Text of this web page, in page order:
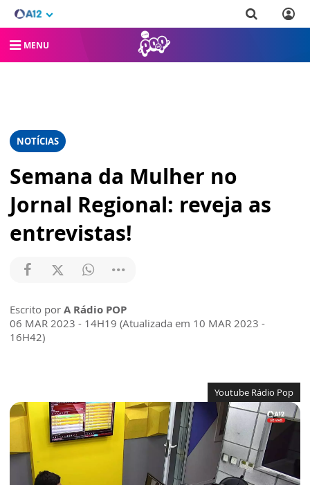
MENU
NOTÍCIAS
Semana da Mulher no
Jornal Regional: reveja as
entrevistas!
Escrito por A Rádio POP
06 MAR 2023 - 14H19 (Atualizada em 10 MAR 2023 -
16H42)
Youtube Rádio Pop